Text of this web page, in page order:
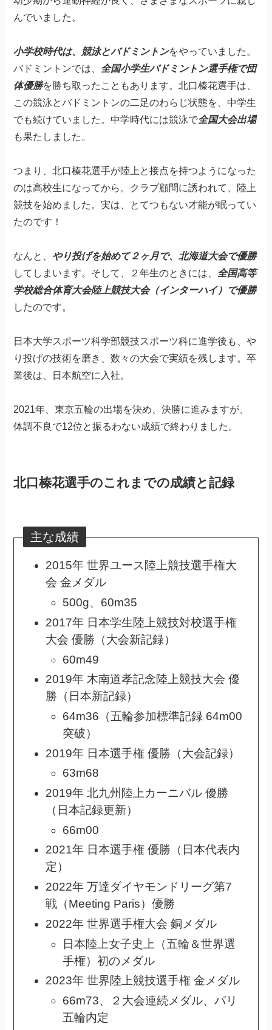
んでいました。
小学校時代は、競泳とバドミントンをやっていました。
バドミントンでは、 全国小学生バドミントン選手権で団
体優勝を勝ち取ったこともあります。北口榛花選手は、
この競泳とバドミントンの二足のわらじ状態を、中学生
でも続けていました。中学時代には競泳で全国大会出場
も果たしました。
つまり、北口榛花選手が陸上と接点を持つようになった
のは高校生になってから。クラブ顧問に誘われて、陸上
競技を始めました。実は、とてつもない才能が眠ってい
たのです！
なんと、 やり投げを始めて２ヶ月で、北海道大会で優勝
してしまいます。そして、２年生のときには、 全国高等
学校総合体育大会陸上競技大会（インターハイ）で優勝
したのです。
日本大学スポーツ科学部競技スポーツ科に進学後も、や
り投げの技術を磨き、数々の大会で実績を残します。卒
業後は、日本航空に入社。
2021年、東京五輪の出場を決め、決勝に進みますが、
体調不良で12位と振るわない成績で終わりました。
北口榛花選手のこれまでの成績と記録
主な成績
2015年 世界ユース陸上競技選手権大
会 金メダル
500g、60m35
2017年 日本学生陸上競技対校選手権
大会 優勝（大会新記録）
60m49
2019年 木南道孝記念陸上競技大会 優
勝（日本新記録）
64m36（五輪参加標準記録 64m00
突破）
2019年 日本選手権 優勝（大会記録）
63m68
2019年 北九州陸上カーニバル 優勝
（日本記録更新）
66m00
2021年 日本選手権 優勝（日本代表内
定）
2022年 万達ダイヤモンドリーグ第7
戦（Meeting Paris）優勝
2022年 世界選手権大会 銅メダル
日本陸上女子史上（五輪＆世界選
手権）初のメダル
2023年 世界陸上競技選手権 金メダル
66m73、２大会連続メダル、パリ
五輪内定